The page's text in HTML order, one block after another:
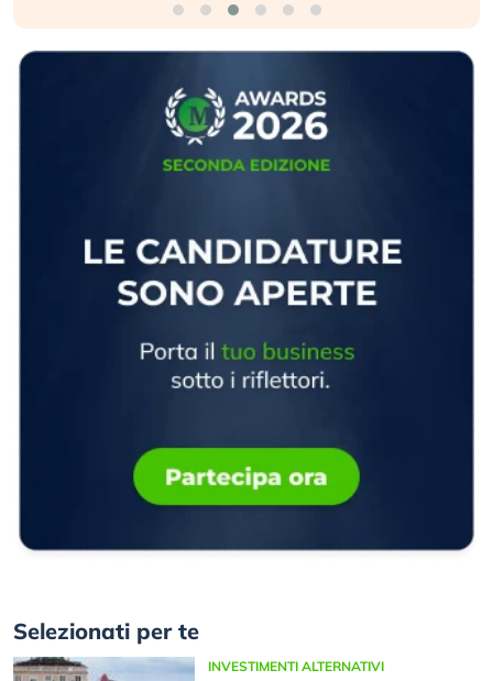
Selezionati per te
INVESTIMENTI ALTERNATIVI